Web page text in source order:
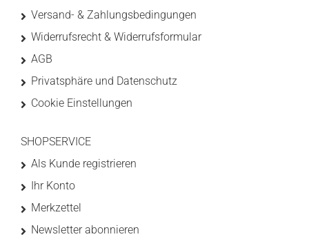
Versand- & Zahlungsbedingungen
Widerrufsrecht & Widerrufsformular
AGB
Privatsphäre und Datenschutz
Cookie Einstellungen
SHOPSERVICE
Als Kunde registrieren
Ihr Konto
Merkzettel
Newsletter abonnieren